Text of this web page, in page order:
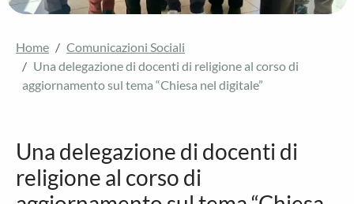
Home
Comunicazioni Sociali
Una delegazione di docenti di religione al corso di
aggiornamento sul tema “Chiesa nel digitale”
Una delegazione di docenti di
religione al corso di